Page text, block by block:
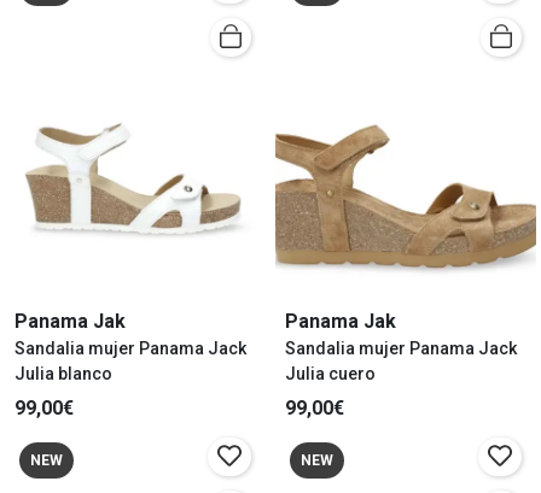
Panama Jak
Sandalia mujer Panama Jack
Julia blanco
99,00€
Panama Jak
Sandalia mujer Panama Jack
Julia cuero
99,00€
NEW NEW